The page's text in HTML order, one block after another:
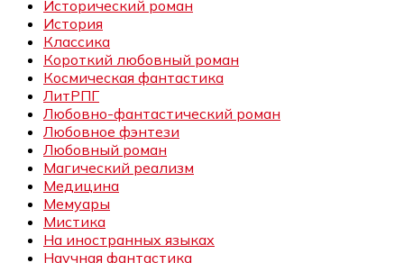
Исторический роман
История
Классика
Короткий любовный роман
Космическая фантастика
ЛитРПГ
Любовно-фантастический роман
Любовное фэнтези
Любовный роман
Магический реализм
Медицина
Мемуары
Мистика
На иностранных языках
Научная фантастика